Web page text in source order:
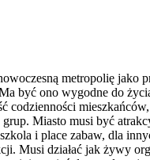
metropolię jako
być ono wygodne do
Miasto musi być
i place zabaw, dla
Musi działać jak żywy